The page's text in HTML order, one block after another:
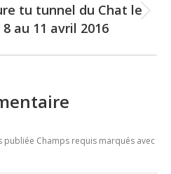
Next
post:
tu tunnel du Chat le
au 11 avril 2016
Champs requis marqués avec